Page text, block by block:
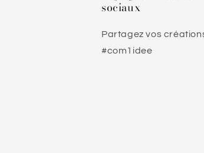
sociaux
Partagez vos
#com1idee